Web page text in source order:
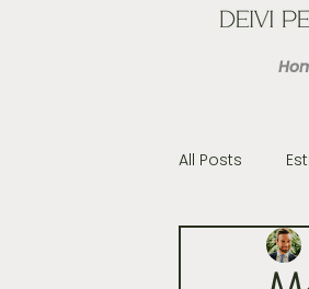
All Posts
Cultura